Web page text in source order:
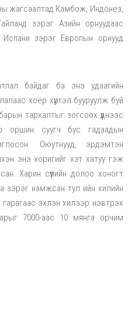
жагсаалтад Камбож, Индонез,
зэрэг Азийн орнуудаас
зэрэг Европын орнууд
байдаг ба энэ удаагийн
хоёр хүртэл бууруулж буй
тархалтыг зогсоох үүднээс
оршин суугч бус гадаадын
Оюутнууд, эрдэмтэн
энэ хоригийг хэт хатуу гэж
Харин сүүлийн долоо хоногт
зэрэг намжсан тул ийн хилийн
эхлэн хилээр нэвтрэх
7000-аас 10 мянга орчим